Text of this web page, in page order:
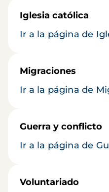
Iglesia católica
Ir a la página de
Migraciones
Ir a la página de
Guerra y conflicto
Ir a la página de
Voluntariado